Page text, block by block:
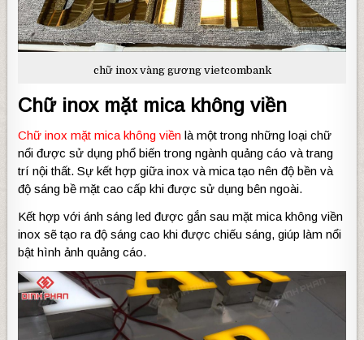
chữ inox vàng gương vietcombank
Chữ inox mặt mica không viền
Chữ inox mặt mica không viền là một trong những loại chữ
nổi được sử dụng phổ biến trong ngành quảng cáo và trang
trí nội thất. Sự kết hợp giữa inox và mica tạo nên độ bền và
độ sáng bề mặt cao cấp khi được sử dụng bên ngoài.
Kết hợp với ánh sáng led được gắn sau mặt mica không viền
inox sẽ tạo ra độ sáng cao khi được chiếu sáng, giúp làm nổi
bật hình ảnh quảng cáo.